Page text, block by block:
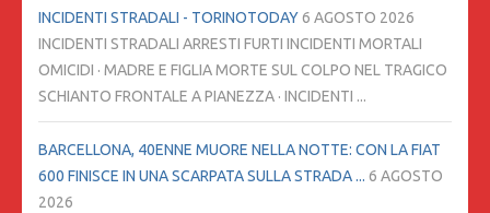
INCIDENTI STRADALI - TORINOTODAY6 AGOSTO 2026
INCIDENTI STRADALI ARRESTI FURTI INCIDENTI MORTALI
OMICIDI · MADRE E FIGLIA MORTE SUL COLPO NEL TRAGICO
SCHIANTO FRONTALE A PIANEZZA · INCIDENTI ...
BARCELLONA, 40ENNE MUORE NELLA NOTTE: CON LA FIAT
600 FINISCE IN UNA SCARPATA SULLA STRADA ... 6 AGOSTO
2026